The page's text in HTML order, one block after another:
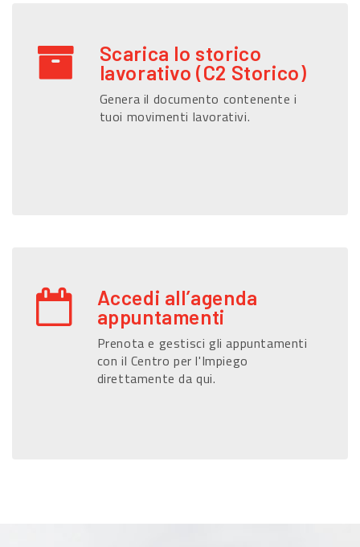
Scarica lo storico
lavorativo (C2 Storico)
Genera il documento contenente i
tuoi movimenti lavorativi.
Accedi all’agenda
appuntamenti
Prenota e gestisci gli appuntamenti
con il Centro per l'Impiego
direttamente da qui.